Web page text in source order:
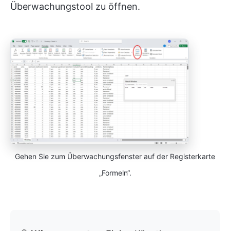
Überwachungstool zu öffnen.
Gehen Sie zum Überwachungsfenster auf der Registerkarte
„Formeln“.